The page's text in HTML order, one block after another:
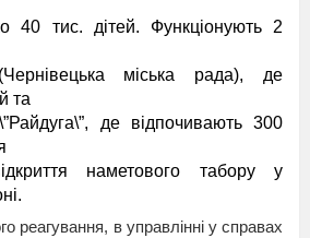
40 тис. дітей. Функціонують 2
міська рада), де
та
де відпочивають 300
наметового табору у
реагування, в управлінні у справах